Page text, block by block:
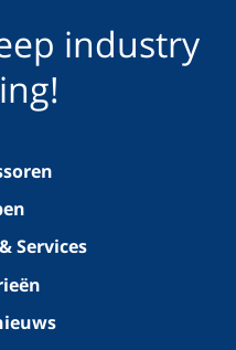
industry
Services